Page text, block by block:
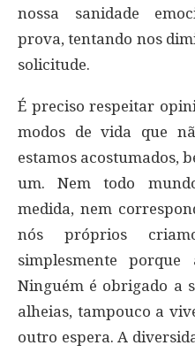
nossa sanidade
prova, tentando nos
solicitude.
É preciso respeitar
modos de vida que
estamos acostumados,
um. Nem todo
medida, nem
nós próprios
simplesmente
Ninguém é obrigado a
alheias, tampouco a
outro espera. A